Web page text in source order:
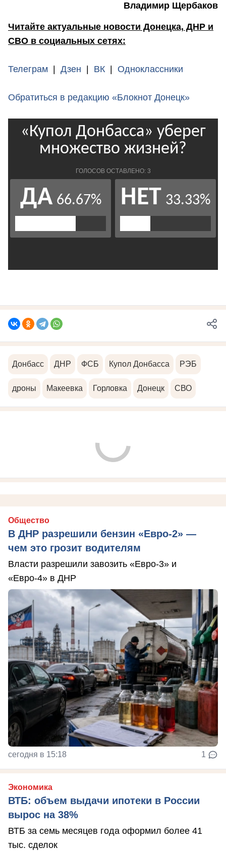
Владимир Щербаков
Читайте актуальные новости Донецка, ДНР и
СВО в социальных сетях:
Телеграм | Дзен | ВК | Одноклассники
Обратиться в редакцию «Блокнот Донецк»
Донбасс ДНР ФСБ Купол Донбасса РЭБ
дроны Макеевка Горловка Донецк СВО
Общество
В ДНР разрешили бензин «Евро-2» —
чем это грозит водителям
Власти разрешили завозить «Евро-3» и
«Евро-4» в ДНР
сегодня в 15:18 1
Экономика
ВТБ: объем выдачи ипотеки в России
вырос на 38%
ВТБ за семь месяцев года оформил более 41
тыс. сделок